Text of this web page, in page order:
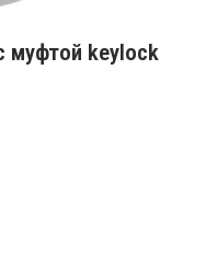
муфтой keylock